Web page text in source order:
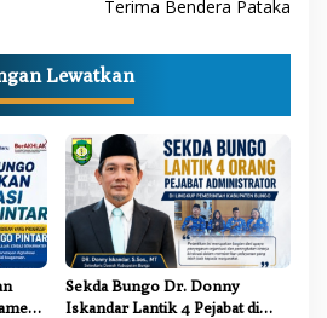
Terima Bendera Pataka
Lewatkan
Sekda Bungo Dr. Donny
Iskandar Lantik 4 Pejabat di